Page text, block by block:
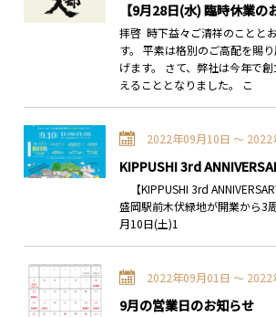
【9月28日(水) 臨時休業の
拝啓 時下益々ご清祥のことと
す。 平素は格別のご高配を賜
げます。 さて、弊社は今年で
えることとなりました。 こ
2022年09月10日 〜 2022
KIPPUSHI 3rd
【KIPPUSHI 3rd
盛岡駅前木伏緑地が開業から3
月10日(土)1
2022年09月01日 〜 2022
9月の営業日のお知らせ